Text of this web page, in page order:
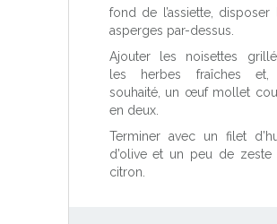
fond de l’assiette, disposer
asperges par-dessus.
Ajouter les noisettes
les herbes fraîches
souhaité, un œuf mollet
en deux.
Terminer avec un filet
d’olive et un peu de zeste
citron.